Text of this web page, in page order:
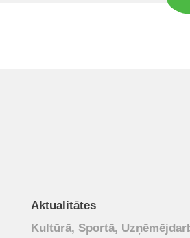
Aktualitātes
Kultūrā, Sportā,